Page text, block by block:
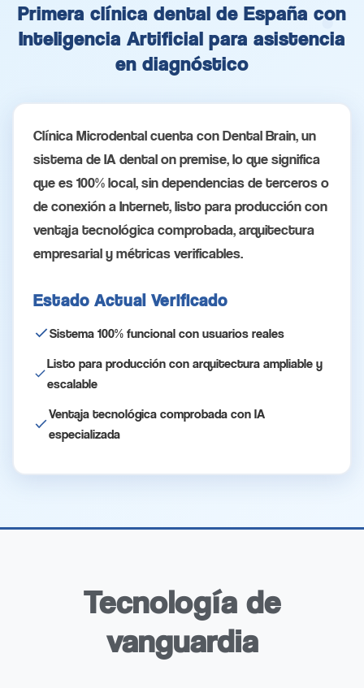
Primera clínica dental de España con
Inteligencia Artificial para asistencia
en diagnóstico
Clínica Microdental cuenta con Dental Brain, un
sistema de IA dental on premise, lo que significa
que es 100% local, sin dependencias de terceros o
de conexión a Internet, listo para producción con
ventaja tecnológica comprobada, arquitectura
empresarial y métricas verificables.
Estado Actual Verificado
Sistema 100% funcional con usuarios reales
Listo para producción con arquitectura ampliable y
escalable
Ventaja tecnológica comprobada con IA
especializada
Tecnología de
vanguardia